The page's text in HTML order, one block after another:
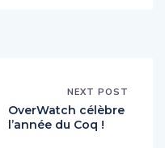
NEXT POST
OverWatch célèbre
l’année du Coq !